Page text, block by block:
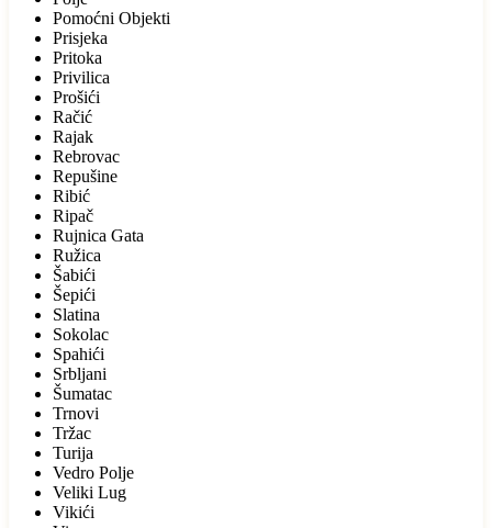
Pomoćni Objekti
Prisjeka
Pritoka
Privilica
Prošići
Račić
Rajak
Rebrovac
Repušine
Ribić
Ripač
Rujnica Gata
Ružica
Šabići
Šepići
Slatina
Sokolac
Spahići
Srbljani
Šumatac
Trnovi
Tržac
Turija
Vedro Polje
Veliki Lug
Vikići